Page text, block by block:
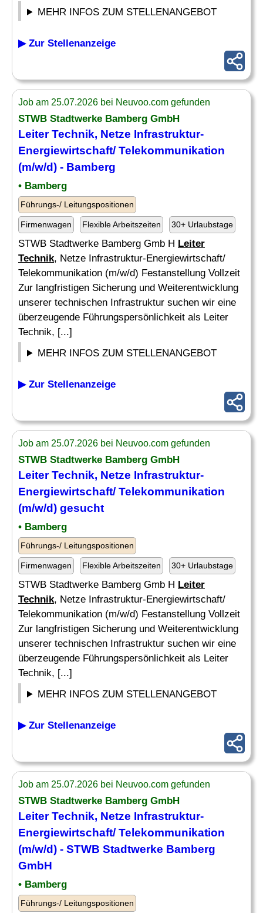
MEHR INFOS ZUM STELLENANGEBOT
▶ Zur Stellenanzeige
Job am 25.07.2026 bei Neuvoo.com gefunden
STWB Stadtwerke Bamberg GmbH
Leiter Technik, Netze Infrastruktur-
Energiewirtschaft/ Telekommunikation
(m/w/d) - Bamberg
• Bamberg
Führungs-/ Leitungspositionen
Firmenwagen Flexible Arbeitszeiten 30+ Urlaubstage
STWB Stadtwerke Bamberg Gmb H Leiter
Technik, Netze Infrastruktur-Energiewirtschaft/
Telekommunikation (m/w/d) Festanstellung Vollzeit
Zur langfristigen Sicherung und Weiterentwicklung
unserer technischen Infrastruktur suchen wir eine
überzeugende Führungspersönlichkeit als Leiter
Technik, [...]
MEHR INFOS ZUM STELLENANGEBOT
▶ Zur Stellenanzeige
Job am 25.07.2026 bei Neuvoo.com gefunden
STWB Stadtwerke Bamberg GmbH
Leiter Technik, Netze Infrastruktur-
Energiewirtschaft/ Telekommunikation
(m/w/d) gesucht
• Bamberg
Führungs-/ Leitungspositionen
Firmenwagen Flexible Arbeitszeiten 30+ Urlaubstage
STWB Stadtwerke Bamberg Gmb H Leiter
Technik, Netze Infrastruktur-Energiewirtschaft/
Telekommunikation (m/w/d) Festanstellung Vollzeit
Zur langfristigen Sicherung und Weiterentwicklung
unserer technischen Infrastruktur suchen wir eine
überzeugende Führungspersönlichkeit als Leiter
Technik, [...]
MEHR INFOS ZUM STELLENANGEBOT
▶ Zur Stellenanzeige
Job am 25.07.2026 bei Neuvoo.com gefunden
STWB Stadtwerke Bamberg GmbH
Leiter Technik, Netze Infrastruktur-
Energiewirtschaft/ Telekommunikation
(m/w/d) - STWB Stadtwerke Bamberg
GmbH
• Bamberg
Führungs-/ Leitungspositionen